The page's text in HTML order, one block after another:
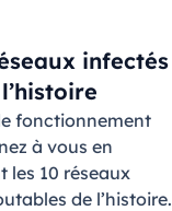
infectés
fonctionnement
à vous en
les 10 réseaux
de l’histoire.